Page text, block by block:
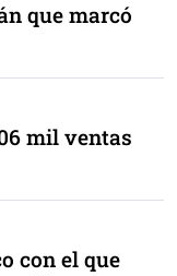
que marcó
mil ventas
con el que